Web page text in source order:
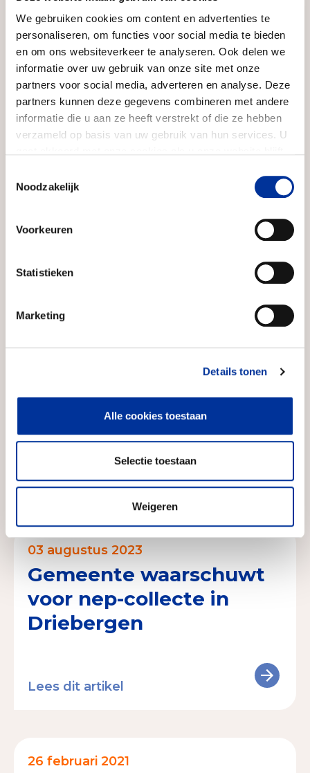
We gebruiken cookies om content en advertenties te
personaliseren, om functies voor social media te bieden
en om ons websiteverkeer te analyseren. Ook delen we
informatie over uw gebruik van onze site met onze
partners voor social media, adverteren en analyse. Deze
partners kunnen deze gegevens combineren met andere
informatie die u aan ze heeft verstrekt of die ze hebben
verzameld op basis van uw gebruik van hun services. U
Noodzakelijk
Voorkeuren
Statistieken
Marketing
Details tonen
Alle cookies toestaan
Selectie toestaan
Weigeren
Wanneer je overweegt om iets te kopen of te
donere...
Lees dit artikel
CBF-keurmerk
Twijfel bij doneren is normaal. Hoe weet je of
Lees hier veelgestelde vragen van
03 augustus 2023
Gemeente waarschuwt
voor nep-collecte in
Driebergen
Lees dit artikel
26 februari 2021